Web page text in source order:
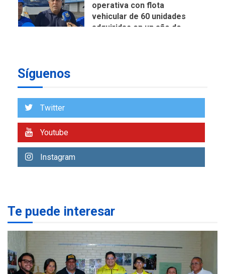
operativa con flota
vehicular de 60 unidades
adquiridas en un año de
7
la altura de Macho Muerto
1
REGIONALES ÚLTIMA HORA
Núcleo del Sistema de
2
evalúa financiamiento obras
LATINOAMÉRICA Y CARIBE
TITULARES
ÚLTIMA HORA
Atentado con drones
Síguenos
Twitter
Youtube
Instagram
Te puede interesar